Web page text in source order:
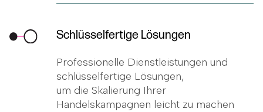
Schlüsselfertige Lösungen
Professionelle Dienstleistungen und
schlüsselfertige Lösungen,
um die Skalierung Ihrer
Handelskampagnen leicht zu machen